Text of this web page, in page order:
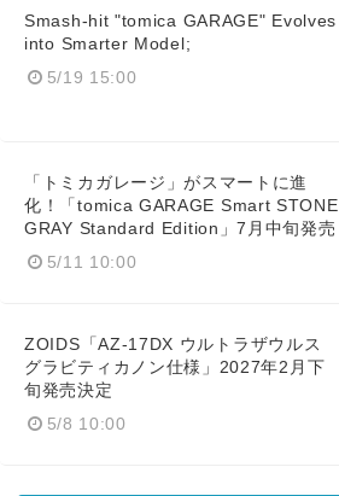
Smash-hit "tomica GARAGE" Evolves
into Smarter Model;
5/19 15:00
「トミカガレージ」がスマートに進
化！「tomica GARAGE Smart STONE
GRAY Standard Edition」7月中旬発売
5/11 10:00
ZOIDS「AZ-17DX ウルトラザウルス
グラビティカノン仕様」2027年2月下
旬発売決定
5/8 10:00